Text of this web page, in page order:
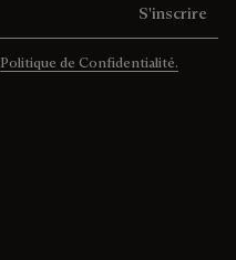
S'inscrire
Politique de Confidentialité.